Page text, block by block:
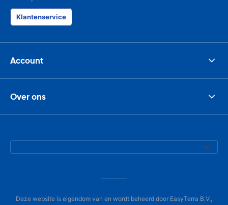
Klantenservice
Account
Over ons
Deze website is eigendom van en wordt beheerd door EasyTerra B.V.,